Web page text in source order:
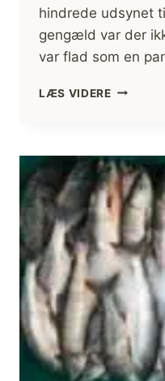
hindrede udsynet
gengæld var der
var flad som en
LÆS VIDEREMATHED